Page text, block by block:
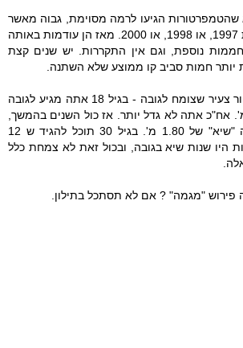
הגיעו לרמה מסוימת, גבוה מאשר
קודם, בסביבות 1997, או 1998, או 2000. מאז הן עודמות באותה
נוספת, וגם אין התקררות. יש שנים קצת
יותר חמות סביב קו ממוצע שלא השתנה.
נניח שאתה בחור צעיר שצומח לגובה - בגיל 18 אתה מגיע לגובה
נניח 1.80 מ'. אח"כ אתה לא גדל יותר. אז כול השנים בהמשך,
גובך יהיה גובה "שיא" של 1.80 מ'. בגיל 30 תוכל להגיד ש 12
היו שנות שיא בגובה, ובכול זאת לא צמחת כלל
פירוש "מגמה" ? אם לא תסתכל בתילון.